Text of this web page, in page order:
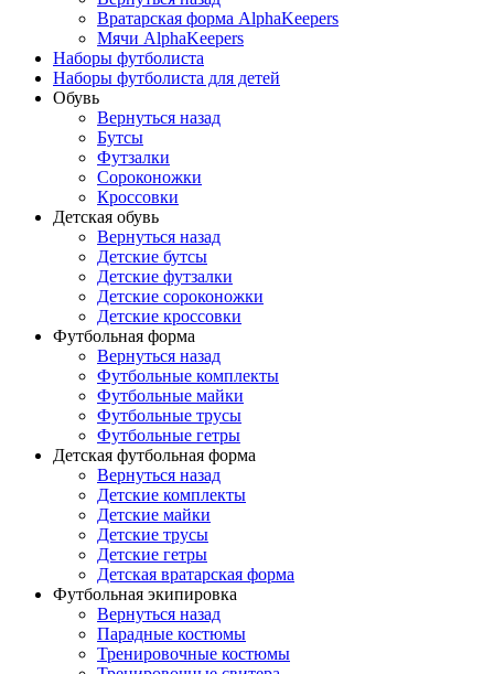
Вратарская форма AlphaKeepers
Мячи AlphaKeepers
Наборы футболиста
Наборы футболиста для детей
Обувь
Вернуться назад
Бутсы
Футзалки
Сороконожки
Кроссовки
Детская обувь
Вернуться назад
Детские бутсы
Детские футзалки
Детские сороконожки
Детские кроссовки
Футбольная форма
Вернуться назад
Футбольные комплекты
Футбольные майки
Футбольные трусы
Футбольные гетры
Детская футбольная форма
Вернуться назад
Детские комплекты
Детские майки
Детские трусы
Детские гетры
Детская вратарская форма
Футбольная экипировка
Вернуться назад
Парадные костюмы
Тренировочные костюмы